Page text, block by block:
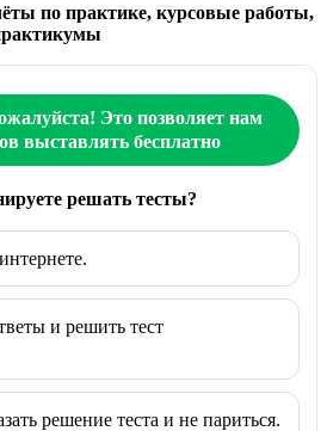
по практике, курсовые работы,
Это позволяет нам
выставлять бесплатно
решать тесты?
и решить тест
решение теста и не париться.